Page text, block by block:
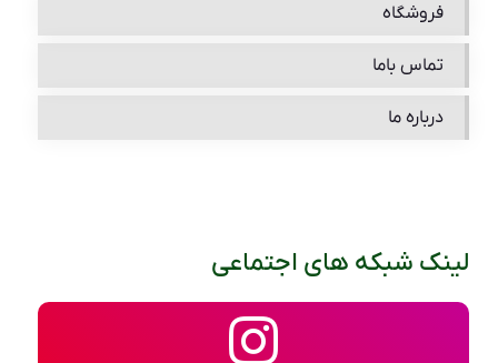
فروشگاه
تماس باما
درباره ما
لینک شبکه های اجتماعی